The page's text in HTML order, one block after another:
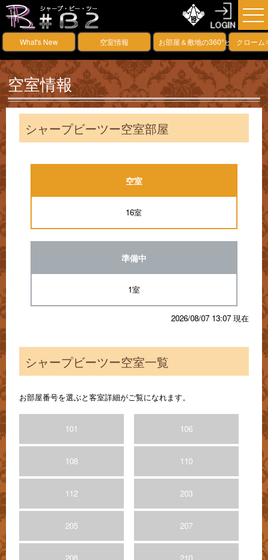
What's New 空室情報 お部屋＆敷地の360°ビュークローム
空室情報
シャープビーツー空室部屋
空室
16室
準備中
1室
2026/08/07 13:07 現在
シャープビーツー空室一覧
お部屋番号を選ぶと客室詳細がご覧になれます。
101 106
108 110
112 203
205 207